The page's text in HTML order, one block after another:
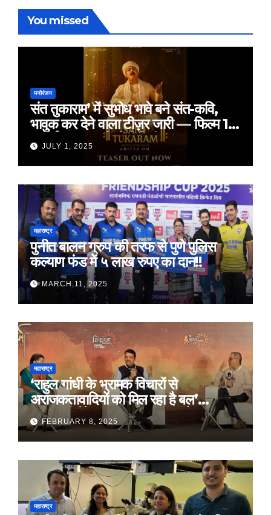
You missed
मनोरंजन
संत तुकाराम’ में सुभोध भावे बने संत-कवि,
भावुक कर देने वाला टीज़र जारी — फिल्म 18
जुलाई 2025 को होगी रिलीज़
JULY 1, 2025
महाराष्ट्र
पुनीत बालन ग्रुप की तरफ से पुणे पुलिस
कल्याण फंड में ५ लाख रुपए का दान!!
MARCH 11, 2025
महाराष्ट्र
‘राहुल गांधी के भ्रामक विचारों से
अराजकतावादियों को मिल रहा है बल’
मुख्यमंत्री देवेंद्र फडणवीस का आरोप
FEBRUARY 8, 2025
महाराष्ट्र